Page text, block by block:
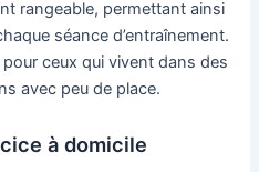
rangeable, permettant ainsi
séance d’entraînement.
ceux qui vivent dans des
avec peu de place.
à domicile